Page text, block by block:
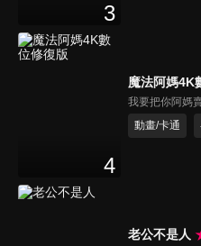
3
4
魔法阿媽4K
我要把你阿媽
動畫/卡通
老公不是人